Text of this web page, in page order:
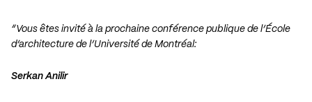
“Vous êtes invité à la prochaine conférence publique de l’École
d’architecture de l’Université de Montréal:
Serkan Anilir